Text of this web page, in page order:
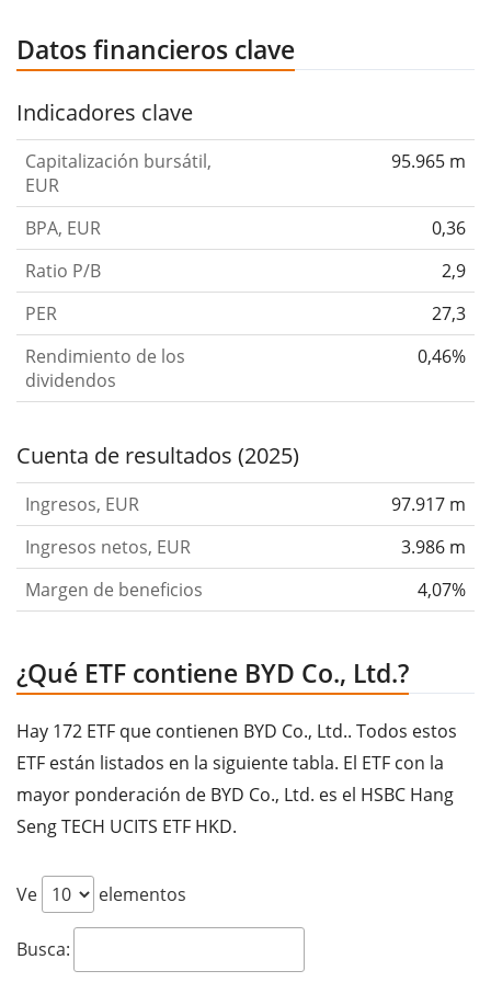
Datos financieros clave
Indicadores clave
Capitalización bursátil,
EUR
95.965 m
BPA, EUR
0,36
Ratio P/B
2,9
PER
27,3
Rendimiento de los
dividendos
0,46%
Cuenta de resultados (2025)
Ingresos, EUR
97.917 m
Ingresos netos, EUR
3.986 m
Margen de beneficios
4,07%
¿Qué ETF contiene BYD Co., Ltd.?
Hay 172 ETF que contienen BYD Co., Ltd.. Todos estos
ETF están listados en la siguiente tabla. El ETF con la
mayor ponderación de BYD Co., Ltd. es el HSBC Hang
Seng TECH UCITS ETF HKD.
Ve elementos
Busca: